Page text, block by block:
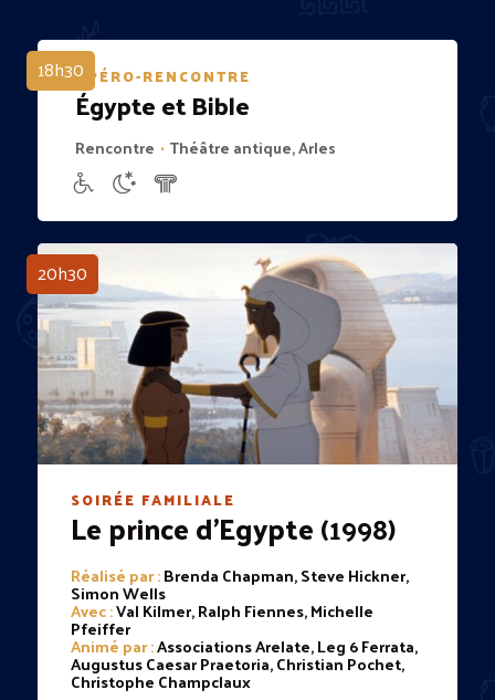
18h30APÉRO-RENCONTRE
Égypte et Bible
Rencontre • Théâtre antique, Arles
20h30
SOIRÉE FAMILIALE
Le prince d'Egypte(1998)
Réalisé par :Brenda Chapman, Steve Hickner,
Simon Wells
Avec :Val Kilmer, Ralph Fiennes, Michelle
Pfeiffer
Animé par :Associations Arelate, Leg 6 Ferrata,
Augustus Caesar Praetoria, Christian Pochet,
Christophe Champclaux